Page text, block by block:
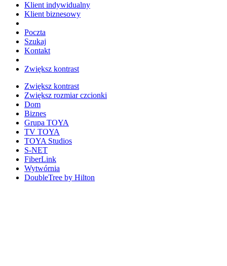
Klient indywidualny
Klient biznesowy
Poczta
Szukaj
Kontakt
Zwiększ kontrast
Zwiększ kontrast
Zwiększ rozmiar czcionki
Dom
Biznes
Grupa TOYA
TV TOYA
TOYA Studios
S-NET
FiberLink
Wytwórnia
DoubleTree by Hilton